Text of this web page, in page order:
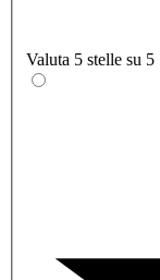
Valuta 5 stelle su 5